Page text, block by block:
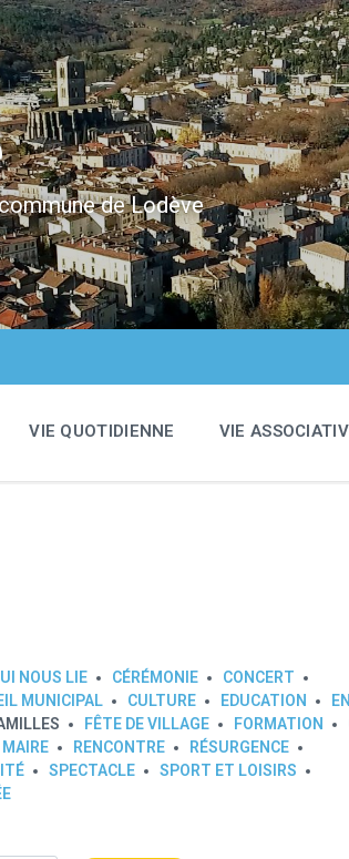
de Lodève
VIE QUOTIDIENNE VIE
NOUS LIE CÉRÉMONIE
CONCERT
MUNICIPAL CULTURE EDUCATION
FÊTE DE VILLAGE FORMATION
MAIRE RENCONTRE
RÉSURGENCE
SPECTACLE
SPORT ET LOISIRS